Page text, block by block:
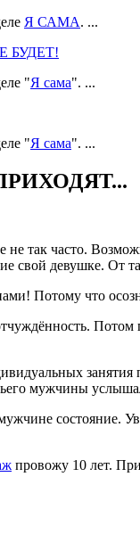
Я САМА. ...
БУДЕТ!
"Я сама". ...
"Я сама". ...
так часто.
свой девушке.
Потому что
занятия
мужчины
состояние.
провожу 10 лет.